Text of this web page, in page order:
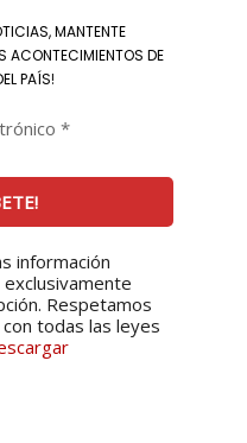
MANTENTE
ACONTECIMIENTOS DE
PAÍS!
información
Respetamos
todas las leyes